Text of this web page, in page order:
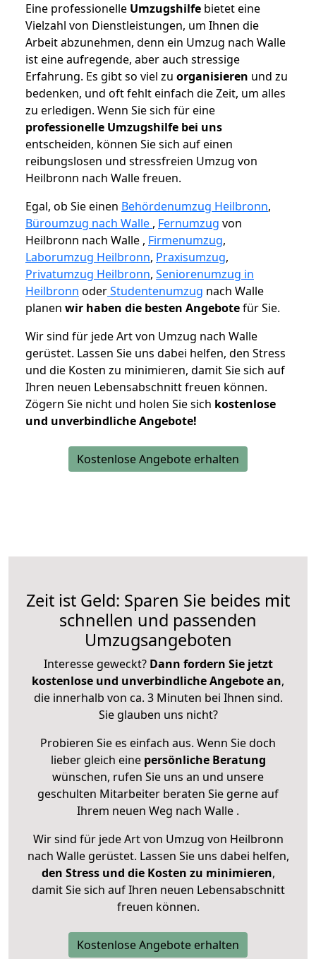
Eine professionelle Umzugshilfe bietet eine
Vielzahl von Dienstleistungen, um Ihnen die
Arbeit abzunehmen, denn ein Umzug nach Walle
ist eine aufregende, aber auch stressige
Erfahrung. Es gibt so viel zu organisieren und zu
bedenken, und oft fehlt einfach die Zeit, um alles
zu erledigen. Wenn Sie sich für eine
professionelle Umzugshilfe bei uns
entscheiden, können Sie sich auf einen
reibungslosen und stressfreien Umzug von
Heilbronn nach Walle freuen.
Egal, ob Sie einen Behördenumzug Heilbronn,
Büroumzug nach Walle , Fernumzug von
Heilbronn nach Walle , Firmenumzug,
Laborumzug Heilbronn, Praxisumzug,
Privatumzug Heilbronn, Seniorenumzug in
Heilbronn oderStudentenumzug nach Walle
planen wir haben die besten Angebotefür Sie.
Wir sind für jede Art von Umzug nach Walle
gerüstet. Lassen Sie uns dabei helfen, den Stress
und die Kosten zu minimieren, damit Sie sich auf
Ihren neuen Lebensabschnitt freuen können.
Zögern Sie nicht und holen Sie sich kostenlose
und unverbindliche Angebote!
Kostenlose Angebote erhalten
Zeit ist Geld: Sparen Sie beides mit
schnellen und passenden
Umzugsangeboten
Interesse geweckt? Dann fordern Sie jetzt
kostenlose und unverbindliche Angebote an,
die innerhalb von ca. 3 Minuten bei Ihnen sind.
Sie glauben uns nicht?
Probieren Sie es einfach aus. Wenn Sie doch
lieber gleich eine persönliche Beratung
wünschen, rufen Sie uns an und unsere
geschulten Mitarbeiter beraten Sie gerne auf
Ihrem neuen Weg nach Walle .
Wir sind für jede Art von Umzug von Heilbronn
nach Walle gerüstet. Lassen Sie uns dabei helfen,
den Stress und die Kosten zu minimieren,
damit Sie sich auf Ihren neuen Lebensabschnitt
freuen können.
Kostenlose Angebote erhalten